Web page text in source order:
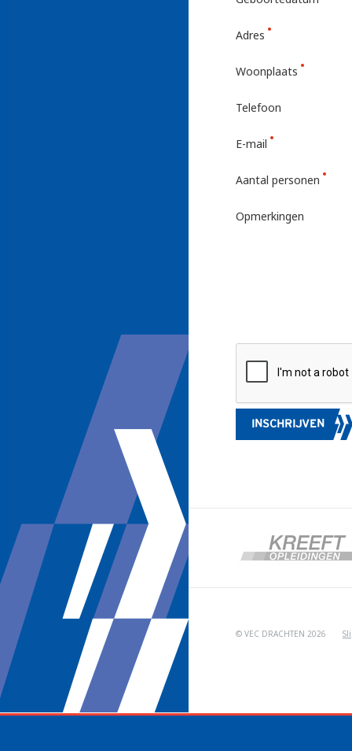
Adres
Woonplaats
Telefoon
E-mail
Aantal personen
Opmerkingen
INSCHRIJVEN
© VEC DRACHTEN 2026